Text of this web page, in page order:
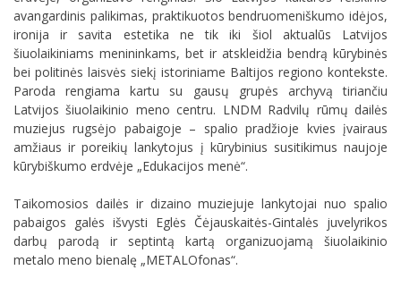
avangardinis palikimas, praktikuotos bendruomeniškumo idėjos,
ironija ir savita estetika ne tik iki šiol aktualūs Latvijos
šiuolaikiniams menininkams, bet ir atskleidžia bendrą kūrybinės
bei politinės laisvės siekį istoriniame Baltijos regiono kontekste.
Paroda rengiama kartu su gausų grupės archyvą tiriančiu
Latvijos šiuolaikinio meno centru. LNDM Radvilų rūmų dailės
muziejus rugsėjo pabaigoje – spalio pradžioje kvies įvairaus
amžiaus ir poreikių lankytojus į kūrybinius susitikimus naujoje
kūrybiškumo erdvėje „Edukacijos menė“.
Taikomosios dailės ir dizaino muziejuje lankytojai nuo spalio
pabaigos galės išvysti Eglės Čėjauskaitės-Gintalės juvelyrikos
darbų parodą ir septintą kartą organizuojamą šiuolaikinio
metalo meno bienalę „METALOfonas“.